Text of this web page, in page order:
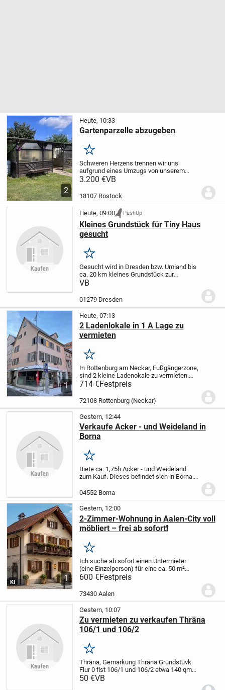
2
Heute, 10:33
Gartenparzelle abzugeben
Merken
Schweren Herzens trennen wir uns
aufgrund eines Umzugs von unserem
geliebten Garten, der uns viele schöne
uns, dass dieses kleine Stück Grün
3.200 €VB
18107 Rostock
Heute, 09:00 PushUp
Kleines Grundstück für Tiny Haus
gesucht
Merken
Gesucht wird in Dresden bzw. Umland bis
ca. 20 km kleines Grundstück zur
Pacht/Miete/Kauf für Stellung eines Tiny
VB
01279 Dresden
1
Heute, 07:13
2 Ladenlokale in 1 A Lage zu
vermieten
Merken
In Rottenburg am Neckar, Fußgängerzone,
sind 2 kleine Ladenokale zu vermieten.
Laden 1 MK hat 2 große Schaufenster, ca.
30 qm Nutzfläche, Waschbecken,
Nachtspeicherheizung. Ladenlokal 2 M
714 €Festpreis
72108 Rottenburg (Neckar)
Gestern, 12:44
Verkaufe Acker - und Weideland in
Borna
Merken
Biete ca. 1,75h Acker - und Weideland
zum Kauf. Dieses befindet sich in Borna.
04552 Borna
1
KI
Gestern, 12:00
2-Zimmer-Wohnung in Aalen-City voll
möbliert – frei ab sofort❗️
Merken
Ich suche ab sofort einen Untermieter
(eine Einzelperson) für eine ca. 50 m²
große, voll möblierte 2-Zimmer-
Dachgeschosswohnung in bester Lage
der Aalen-City.
zum Rathaus...
600 €Festpreis
73430 Aalen
Gestern, 10:07
Zu vermieten zu verkaufen Thräna
106/1 und 106/2
Merken
Thräna, Gemarkung Thräna Grundstüvk
Flur 0 flst 106/1 und 106/2 etwa 140 qm
.Zu vermieten 300 euro pro zjahr zu
50 €VB